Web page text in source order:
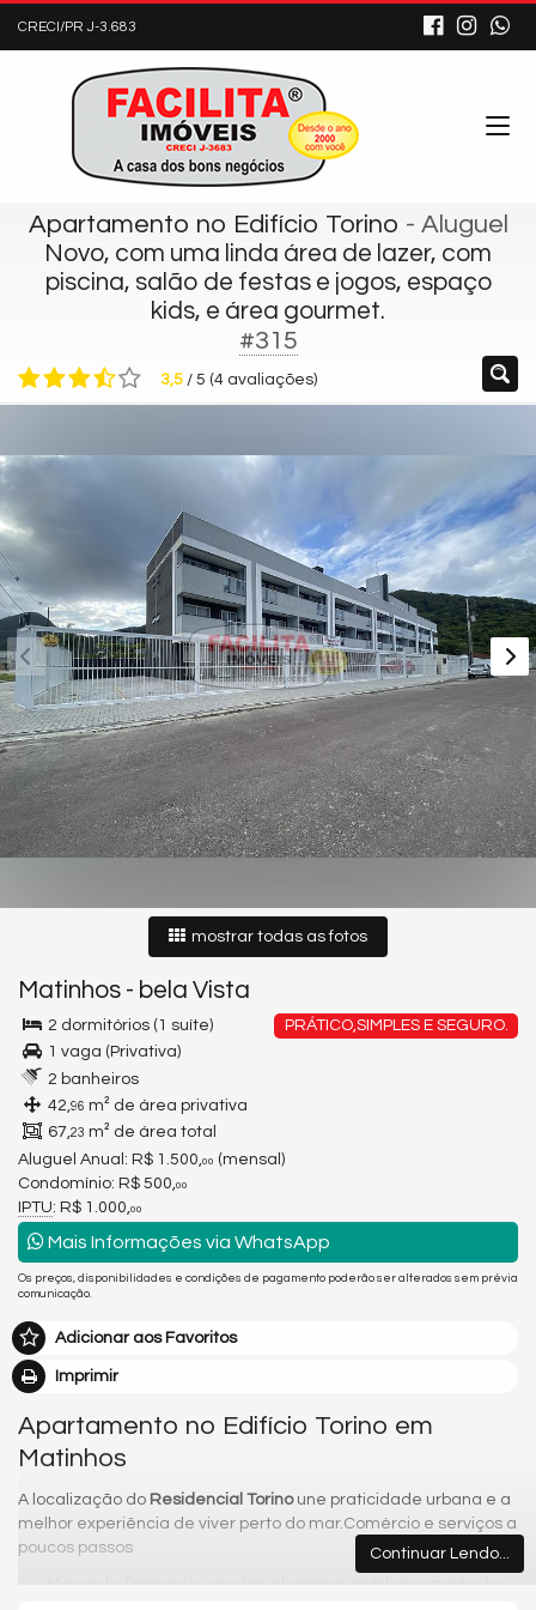
CRECI/PR J-3.683
Apartamento no Edifício Torino - Aluguel
Novo, com uma linda área de lazer, com
piscina, salão de festas e jogos, espaço
kids, e área gourmet.
#315
3,5 / 5 (4 avaliações)
mostrar todas as fotos
Matinhos - bela Vista
PRÁTICO,SIMPLES E SEGURO.
2 dormitórios (1 suíte)
1 vaga (Privativa)
2 banheiros
42,96 m² de área privativa
67,23 m² de área total
Aluguel Anual: R$ 1.500,00 (mensal)
Condomínio: R$ 500,00
IPTU: R$ 1.000,00
Mais Informações via WhatsApp
Os preços, disponibilidades e condições de pagamento poderão ser alterados sem prévia
comunicação.
Adicionar aos Favoritos
Imprimir
Apartamento no Edifício Torino em
Matinhos
A localização do Residencial Torinoune praticidade urbana e a
melhor experiência de viver perto do mar.Comércio e serviços a
poucos passos
Mercado, farmácia, escolas, shopping, petshop e posto de
Continuar Lendo...